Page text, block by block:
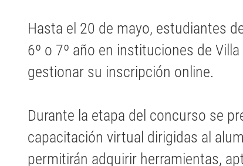
Hasta el 20 de mayo, estudiantes
6º o 7º año en instituciones de
gestionar su inscripción online.
Durante la etapa del concurso se
capacitación virtual dirigidas al
permitirán adquirir herramientas,